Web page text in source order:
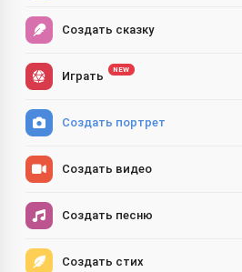
Создать сказку
Играть NEW
Создать портрет
Создать видео
Создать песню
Создать стих